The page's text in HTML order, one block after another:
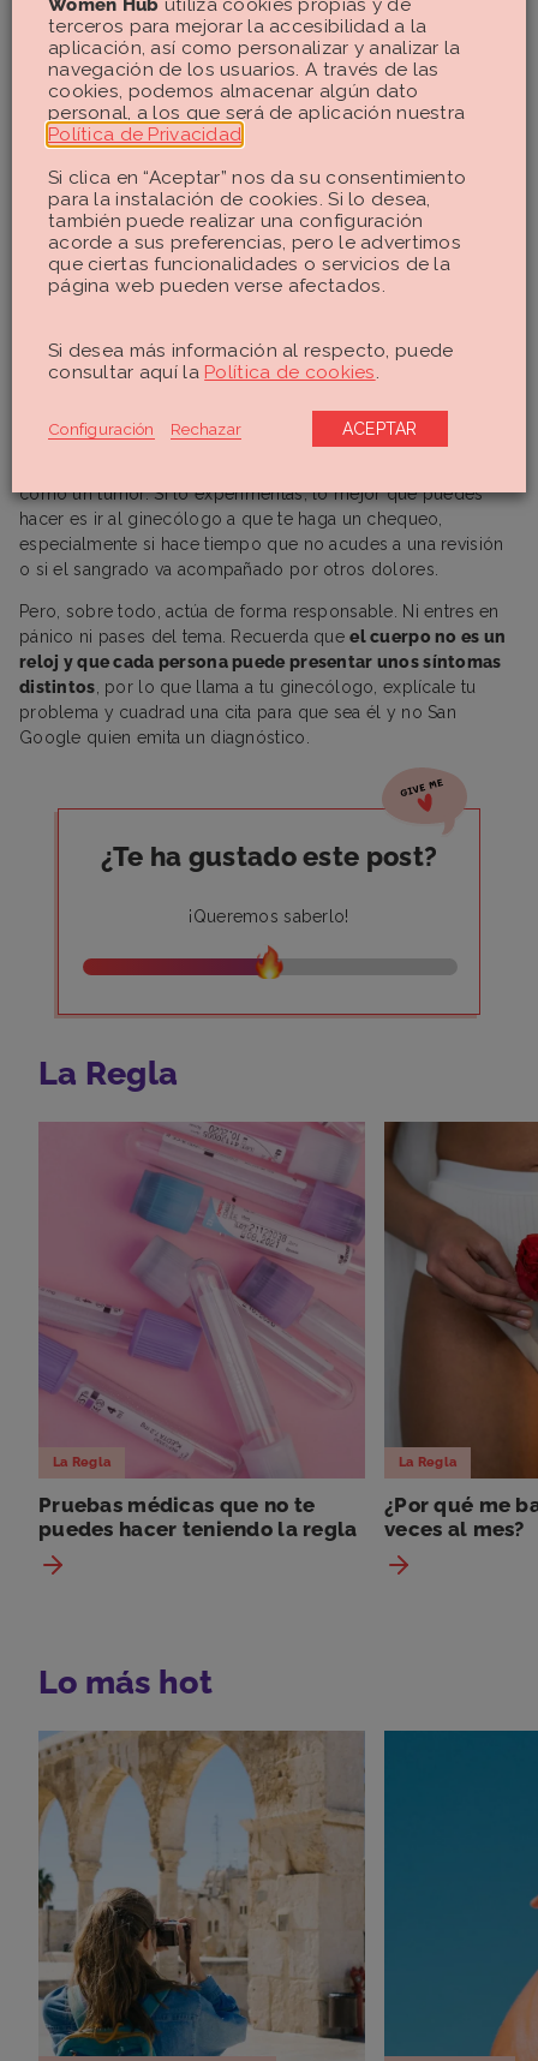
poquito siempre. Pero es que un sangrado intermenstrual te
alerta de que algo no va bien. Y puede ser tan simple como
como un tumor. Si lo experimentas, lo mejor que puedes
hacer es ir al ginecólogo a que te haga un chequeo,
especialmente si hace tiempo que no acudes a una revisión
o si el sangrado va acompañado por otros dolores.
Pero, sobre todo, actúa de forma responsable. Ni entres en
pánico ni pases del tema. Recuerda queel cuerpo no es un
reloj y que cada persona puede presentar unos síntomas
distintos, por lo que llama a tu ginecólogo, explícale tu
problema y cuadrad una cita para que sea él y no San
Google quien emita un diagnóstico.
¿Te ha gustado este post?
¡Queremos saberlo!
La Regla
La Regla
Pruebas médicas que no te
puedes hacer teniendo la regla
La Regla
¿Por qué me
veces al mes?
Lo más hot
Women Hub utiliza cookies propias y de
terceros para mejorar la accesibilidad a la
aplicación, así como personalizar y analizar la
navegación de los usuarios. A través de las
cookies, podemos almacenar algún dato
personal, a los que será de aplicación nuestra
Política de Privacidad
Si clica en “Aceptar” nos da su consentimiento
para la instalación de cookies. Si lo desea,
también puede realizar una configuración
acorde a sus preferencias, pero le advertimos
que ciertas funcionalidades o servicios de la
página web pueden verse afectados.
Si desea más información al respecto, puede
consultar aquí la Política de cookies.
Configuración Rechazar ACEPTAR